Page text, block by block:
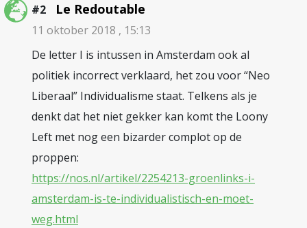
#2 Le Redoutable
11 oktober 2018 , 15:13
De letter I is intussen in Amsterdam ook al
politiek incorrect verklaard, het zou voor “Neo
Liberaal” Individualisme staat. Telkens als je
denkt dat het niet gekker kan komt the Loony
Left met nog een bizarder complot op de
proppen:
https://nos.nl/artikel/2254213-groenlinks-i-
amsterdam-is-te-individualistisch-en-moet-
weg.html